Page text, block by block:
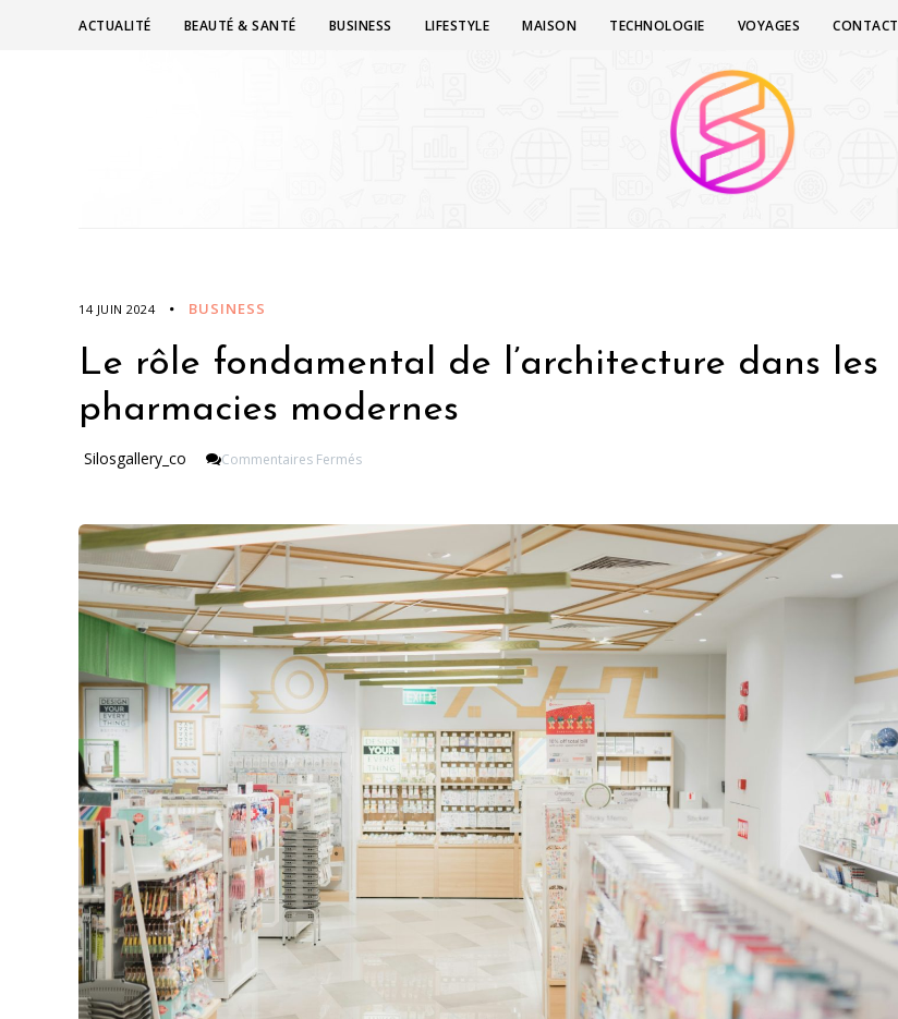
ACTUALITÉ BEAUTÉ & SANTÉ BUSINESS LIFESTYLE MAISON TECHNOLOGIE VOYAGES CONTACT
14 JUIN 2024 BUSINESS
Le rôle fondamental de l’architecture dans les
pharmacies modernes
Silosgallery_co Commentaires FermésSur
De
L’architecture
Dans
Les
Pharmacies
Modernes